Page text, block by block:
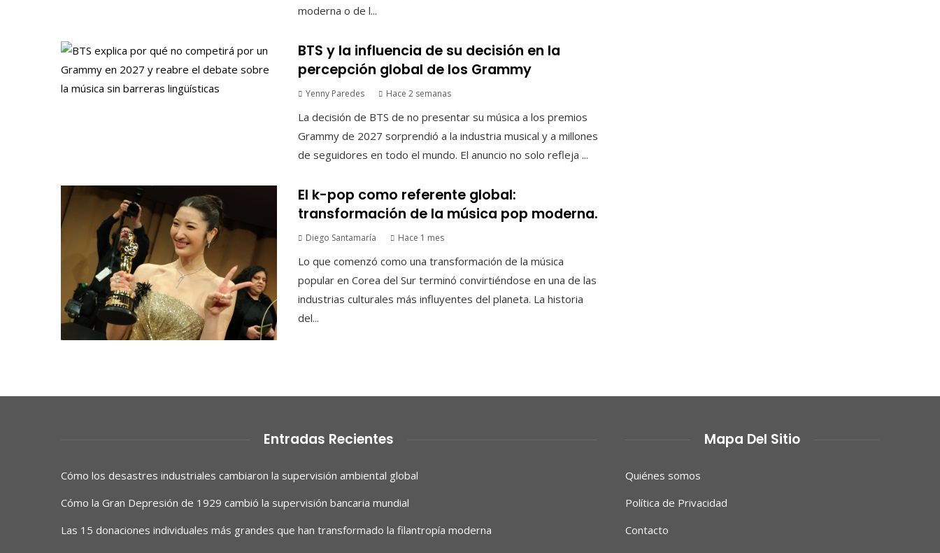
moderna o de l...
BTS y la influencia de su decisión en la
percepción global de los Grammy
Yenny Paredes Hace 2 semanas
La decisión de BTS de no presentar su música a los premios
Grammy de 2027 sorprendió a la industria musical y a millones
de seguidores en todo el mundo. El anuncio no solo refleja ...
El k-pop como referente global:
transformación de la música pop moderna.
Diego Santamaría Hace 1 mes
Lo que comenzó como una transformación de la música
popular en Corea del Sur terminó convirtiéndose en una de las
industrias culturales más influyentes del planeta. La historia
del...
Entradas Recientes
Cómo los desastres industriales cambiaron la supervisión ambiental global
Cómo la Gran Depresión de 1929 cambió la supervisión bancaria mundial
Las 15 donaciones individuales más grandes que han transformado la filantropía moderna
Mapa Del Sitio
Quiénes somos
Política de Privacidad
Contacto